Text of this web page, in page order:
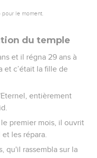
le moment.
du temple
et il régna 29 ans à
et c’était la fille de
entièrement
premier mois, il ouvrit
les répara.
qu'il rassembla sur la